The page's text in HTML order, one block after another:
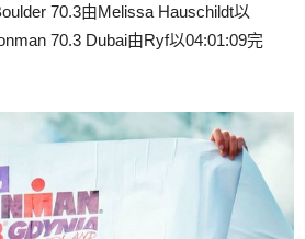
70.3由Melissa Hauschildt以
70.3 Dubai由Ryf以04:01:09完